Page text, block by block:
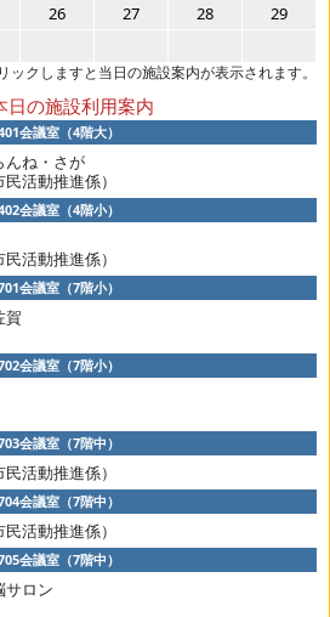
26 27 28
29
ックしますと当日の施設案内が表示されます。
日の施設利用案内
会議室（4階大）
んね・さが
活動推進係）
会議室（4階小）
活動推進係）
会議室（7階小）
賀
会議室（7階小）
会議室（7階中）
活動推進係）
会議室（7階中）
活動推進係）
会議室（7階中）
サロン